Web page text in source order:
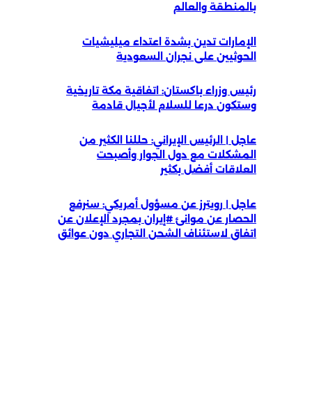
بالمنطقة والعالم
الإمارات تدين بشدة اعتداء ميليشيات
الحوثيين على نجران السعودية
رئيس وزراء باكستان: اتفاقية مكة تاريخية
وستكون درعا للسلام لأجيال قادمة
عاجل | الرئيس الإيراني: حللنا الكثير من
المشكلات مع دول الجوار وأصبحت
العلاقات أفضل بكثير
عاجل | رويترز عن مسؤول أمريكي: سنرفع
الحصار عن موانئ #إيران بمجرد الإعلان عن
اتفاق لاستئناف الشحن التجاري دون عوائق